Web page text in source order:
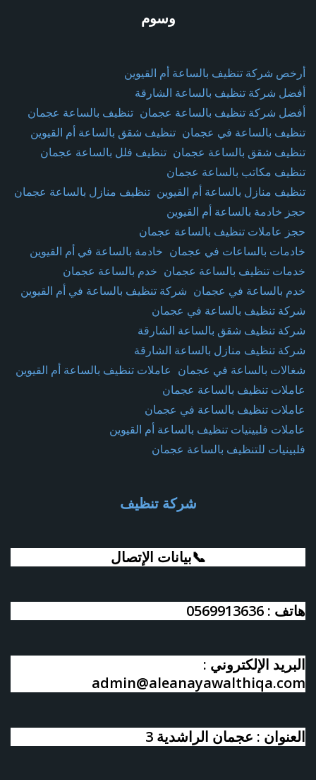
وسوم
أرخص شركة تنظيف بالساعة أم القيوين
أفضل شركة تنظيف بالساعة الشارقة
أفضل شركة تنظيف بالساعة عجمان تنظيف بالساعة عجمان
تنظيف بالساعة في عجمان تنظيف شقق بالساعة أم القيوين
تنظيف شقق بالساعة عجمان تنظيف فلل بالساعة عجمان
تنظيف مكاتب بالساعة عجمان
تنظيف منازل بالساعة أم القيوين تنظيف منازل بالساعة عجمان
حجز خادمة بالساعة أم القيوين
حجز عاملات تنظيف بالساعة عجمان
خادمات بالساعات في عجمان خادمة بالساعة في أم القيوين
خدمات تنظيف بالساعة عجمان خدم بالساعة عجمان
خدم بالساعة في عجمان شركة تنظيف بالساعة في أم القيوين
شركة تنظيف بالساعة في عجمان
شركة تنظيف شقق بالساعة الشارقة
شركة تنظيف منازل بالساعة الشارقة
شغالات بالساعة في عجمان عاملات تنظيف بالساعة أم القيوين
عاملات تنظيف بالساعة عجمان
عاملات تنظيف بالساعة في عجمان
عاملات فلبينيات تنظيف بالساعة أم القيوين
فلبينيات للتنظيف بالساعة عجمان
شركة تنظيف
📞بيانات الإتصال
هاتف : 0569913636
البريد الإلكتروني :
admin@aleanayawalthiqa.com
العنوان : عجمان الراشدية 3